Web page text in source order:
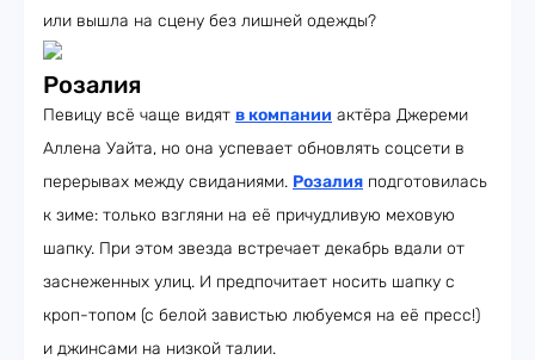
или вышла на сцену без лишней одежды?
Розалия
Певицу всё чаще видят в компании актёра Джереми
Аллена Уайта, но она успевает обновлять соцсети в
перерывах между свиданиями. Розалия подготовилась
к зиме: только взгляни на её причудливую меховую
шапку. При этом звезда встречает декабрь вдали от
заснеженных улиц. И предпочитает носить шапку с
кроп-топом (с белой завистью любуемся на её пресс!)
и джинсами на низкой талии.